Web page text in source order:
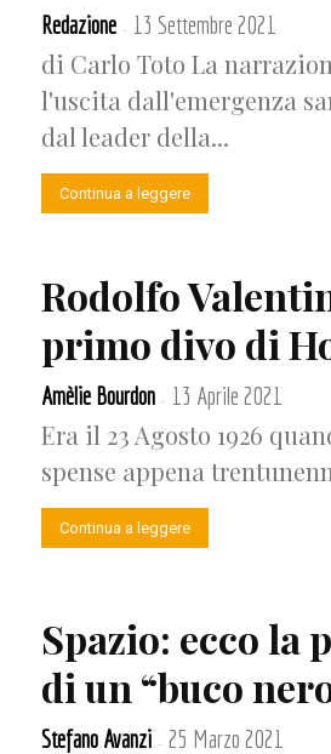
Redazione - 13 Settembre 2021
di Carlo Toto La
l'uscita dall'emergenza
dal leader della...
Continua a leggere
Rodolfo
primo divo di
Amèlie Bourdon - 13 Aprile 2021
Era il 23 Agosto 1926
spense appena
Continua a leggere
Spazio: ecco la
di un “buco
Stefano Avanzi - 25 Marzo 2021